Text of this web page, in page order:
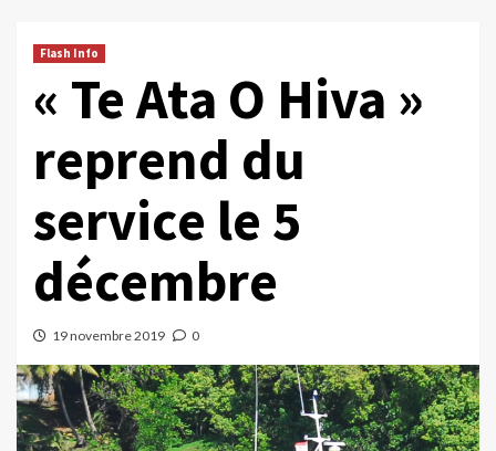
Flash Info
« Te Ata O Hiva »
reprend du
service le 5
décembre
19 novembre 2019 0